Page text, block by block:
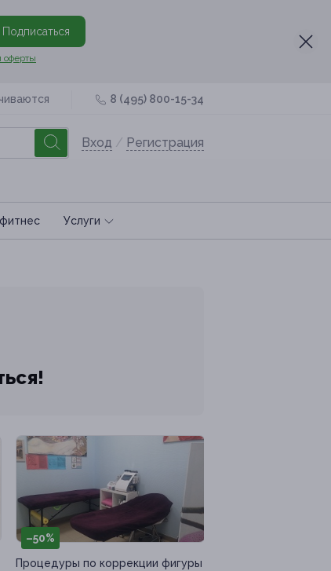
Подписаться
оферты
8 (495) 800-15-34
Вход / Регистрация
Услуги
–50%
Процедуры по коррекции фигуры